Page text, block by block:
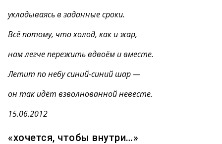
укладываясь в заданные сроки.
Всё потому, что холод, как и жар,
нам легче пережить вдвоём и вместе.
Летит по небу синий-синий шар —
он так идёт взволнованной невесте.
15.06.2012
«хочется, чтобы внутри…»